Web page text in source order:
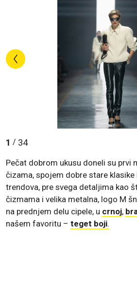
1 / 34
Pečat dobrom ukusu doneli su prvi
čizama, spojem dobre stare klasike
trendova, pre svega detaljima kao
čizmama i velika metalna, logo M
na prednjem delu cipele, u crnoj,
našem favoritu – teget boji.